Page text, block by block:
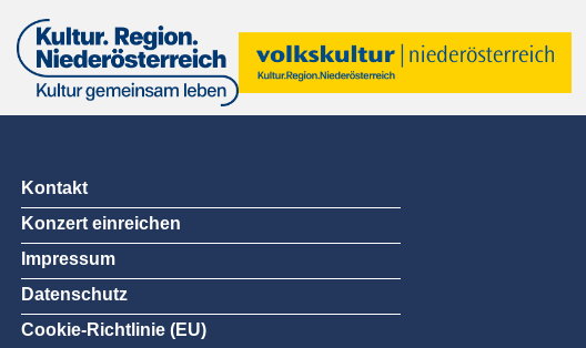
Kontakt
Konzert einreichen
Impressum
Datenschutz
Cookie-Richtlinie (EU)